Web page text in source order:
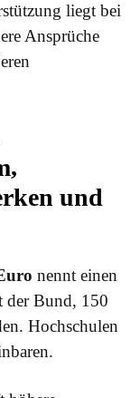
liegt bei
Ansprüche
und
nennt einen
der Bund, 150
Hochschulen